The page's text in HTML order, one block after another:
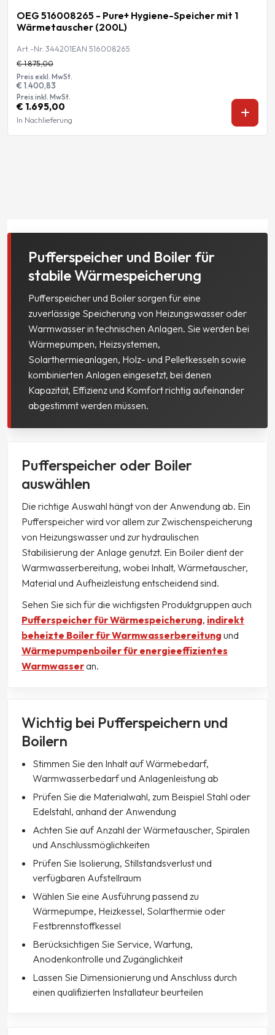
OEG 516008265 - Pure+ Hygiene-Speicher mit 1
Wärmetauscher (200L)
Art.-Nr. 344201EAN 516008265
€ 1.875,00
Preis exkl. MwSt.
€ 1.400,83
Preis inkl. MwSt.
€ 1.695,00
In Nachlieferung
Pufferspeicher und Boiler für
stabile Wärmespeicherung
Pufferspeicher und Boiler sorgen für eine
zuverlässige Speicherung von Heizungswasser oder
Warmwasser in technischen Anlagen. Sie werden bei
Wärmepumpen, Heizsystemen,
Solarthermieanlagen, Holz- und Pelletkesseln sowie
kombinierten Anlagen eingesetzt, bei denen
Kapazität, Effizienz und Komfort richtig aufeinander
abgestimmt werden müssen.
Pufferspeicher oder Boiler
auswählen
Die richtige Auswahl hängt von der Anwendung ab. Ein
Pufferspeicher wird vor allem zur Zwischenspeicherung
von Heizungswasser und zur hydraulischen
Stabilisierung der Anlage genutzt. Ein Boiler dient der
Warmwasserbereitung, wobei Inhalt, Wärmetauscher,
Material und Aufheizleistung entscheidend sind.
Sehen Sie sich für die wichtigsten Produktgruppen auch
Pufferspeicher für Wärmespeicherung, indirekt
beheizte Boiler für Warmwasserbereitung und
Wärmepumpenboiler für energieeffizientes
Warmwasseran.
Wichtig bei Pufferspeichern und
Boilern
Stimmen Sie den Inhalt auf Wärmebedarf,
Warmwasserbedarf und Anlagenleistung ab
Prüfen Sie die Materialwahl, zum Beispiel Stahl oder
Edelstahl, anhand der Anwendung
Achten Sie auf Anzahl der Wärmetauscher, Spiralen
und Anschlussmöglichkeiten
Prüfen Sie Isolierung, Stillstandsverlust und
verfügbaren Aufstellraum
Wählen Sie eine Ausführung passend zu
Wärmepumpe, Heizkessel, Solarthermie oder
Festbrennstoffkessel
Berücksichtigen Sie Service, Wartung,
Anodenkontrolle und Zugänglichkeit
Lassen Sie Dimensionierung und Anschluss durch
einen qualifizierten Installateur beurteilen